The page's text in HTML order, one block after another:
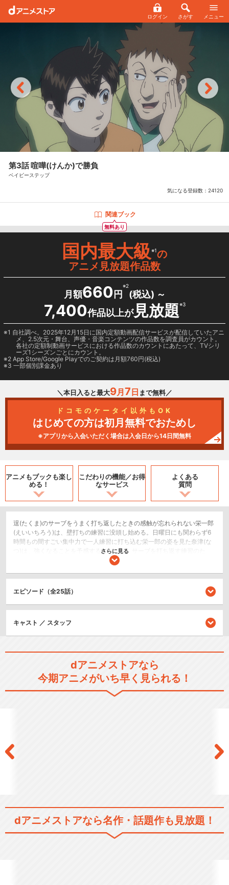
ログイン さがす メニュー
第3話 喧嘩(けんか)で勝負
ベイビーステップ
気になる登録数： 24120
無料あり
関連ブック
国内最大級※1の
アニメ見放題作品数
月額660 円
※2
(税込) ～
7,400作品以上が見放題※3
1 自社調べ。2025年12月15日に国内定額動画配信サービスが配信していたアニ
メ、2.5次元・舞台、声優・音楽コンテンツの作品数を調査員がカウント。
各社の定額制動画サービスにおける作品数のカウントにあたって、TVシリ
ーズ1シーズンごとにカウント。
2 App Store/Google Playでのご契約は月額760円(税込)
3 一部個別課金あり
＼本日入ると最大9月 7 日 まで無料／
ドコモのケータイ以外もOK
はじめての方は初月無料でおためし
※アプリから入会いただく場合は入会日から14日間無料
アニメもブックも楽し
める！
こだわりの機能／お得
なサービス
よくある
質問
逞(たくま)のサーブをうまく打ち返したときの感触が忘れられない栄一郎
(えいいちろう)は、壁打ちの練習に没頭し始める。日曜日にも関わらず6
時間もの間すごい集中力で一人練習に打ち込む栄一郎の姿を見た奈津(な
つ)は、強くなることを予感するのだった。サーブを打ち返す練習のた
め、逞のサーブを見学することになった栄一郎。全国レベルのプレーヤ
が・・・。
スポーツ/競技
ドラマ/青春
ベイビーステップ 第2シリー
ズ
さらに見る
エピソード（全25話）
キャスト ／ スタッフ
dアニメストアなら
今期アニメがいち早く見られる！
dアニメストアなら名作・話題作も見放題！